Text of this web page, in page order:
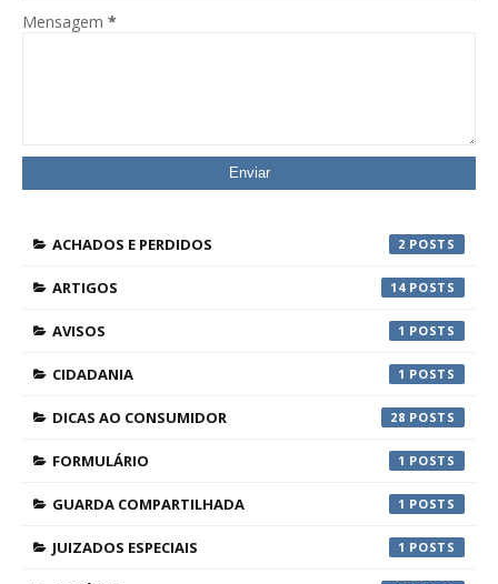
Mensagem *
ACHADOS E PERDIDOS 2
ARTIGOS 14
AVISOS 1
CIDADANIA 1
DICAS AO CONSUMIDOR 28
FORMULÁRIO 1
GUARDA COMPARTILHADA 1
JUIZADOS ESPECIAIS 1